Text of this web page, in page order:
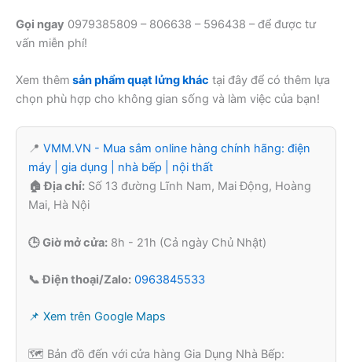
Gọi ngay 0979385809 – 806638 – 596438 – để được tư
vấn miễn phí!
Xem thêm sản phẩm quạt lửng khác tại đây để có thêm lựa
chọn phù hợp cho không gian sống và làm việc của bạn!
📍 VMM.VN - Mua sắm online hàng chính hãng: điện
máy | gia dụng | nhà bếp | nội thất
🏠 Địa chỉ: Số 13 đường Lĩnh Nam, Mai Động, Hoàng
Mai, Hà Nội
🕒 Giờ mở cửa: 8h - 21h (Cả ngày Chủ Nhật)
📞 Điện thoại/Zalo: 0963845533
📌 Xem trên Google Maps
🗺️ Bản đồ đến với cửa hàng Gia Dụng Nhà Bếp: